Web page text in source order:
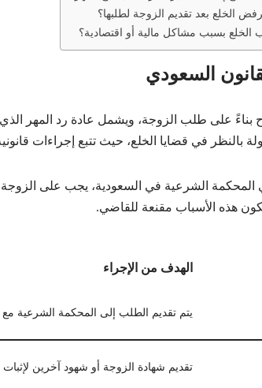
الخلع بعد تقديم الزوجة لطلبها؟
بسبب مشاكل مالية أو اقتصادية؟
السعودي
بناءً على طلب الزوجة، ويشمل عادة رد المهر
بالنظر في قضايا الخلع، حيث تتبع إجراءات
المحكمة الشرعية في السعودية، يجب على
هذه الأسباب مقنعة للقاضي.
الهدف من الإجراء
يتم تقديم الطلب إلى المحكمة الشرعية مع
تقديم شهادة الزوجة أو شهود آخرين لإثبات